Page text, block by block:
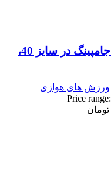
ترامپولین مگافیتنس – ترامپولین جامپینگ در سایز 40،
ورزش های هوازی
Price range: